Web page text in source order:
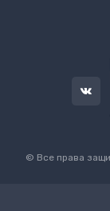
© Все права